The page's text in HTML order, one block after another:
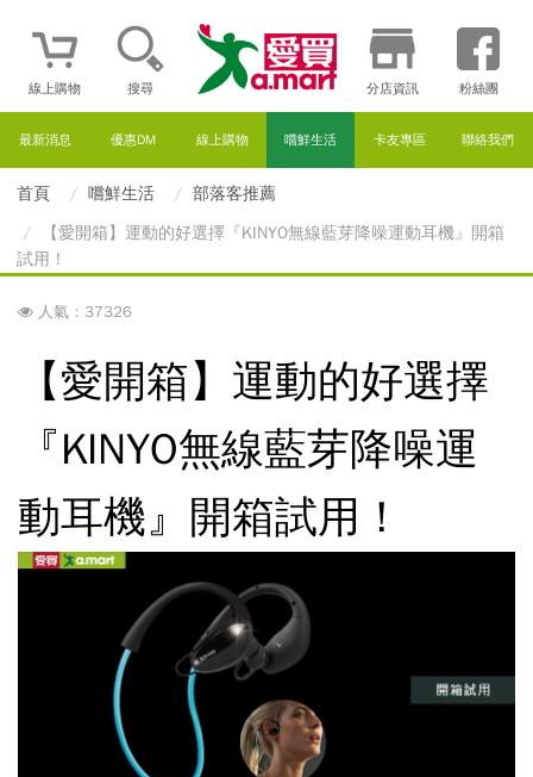
線上購物 搜尋 分店資訊 粉絲團
最新消息 優惠DM 線上購物 嚐鮮生活 卡友專區 聯絡我們
首頁 嚐鮮生活
部落客推薦
【愛開箱】運動的好選擇『KINYO無線藍芽降噪運動耳機』開箱
試用！
人氣：37326
【愛開箱】運動的好選擇
『KINYO無線藍芽降噪運
動耳機』開箱試用！